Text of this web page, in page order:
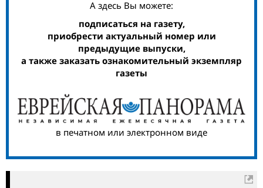
А здесь Вы можете:
подписаться на газету,
приобрести актуальный номер или
предыдущие выпуски,
а также заказать ознакомительный экземпляр
газеты
в печатном или электронном виде